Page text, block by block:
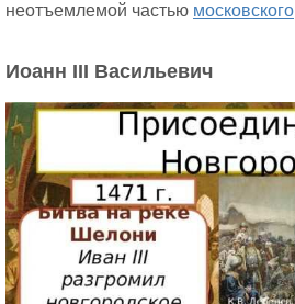
неотъемлемой частью московского
Иоанн III Васильевич